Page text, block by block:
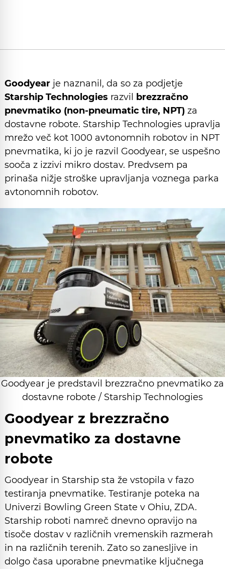
Goodyear je naznanil, da so za podjetje
Starship Technologies razvil
brezzračno
pnevmatiko (non-pneumatic tire, NPT) za
dostavne robote. Starship Technologies upravlja
mrežo več kot 1000 avtonomnih robotov in NPT
pnevmatika, ki jo je razvil Goodyear, se uspešno
sooča z izzivi mikro dostav. Predvsem pa
prinaša nižje stroške upravljanja voznega parka
avtonomnih robotov.
Goodyear je predstavil brezzračno pnevmatiko za
dostavne robote / Starship Technologies
Goodyear z brezzračno
pnevmatiko za dostavne
robote
Goodyear in Starship sta že vstopila v fazo
testiranja pnevmatike. Testiranje poteka na
Univerzi Bowling Green State v Ohiu, ZDA.
Starship roboti namreč dnevno opravijo na
tisoče dostav v različnih vremenskih razmerah
in na različnih terenih. Zato so zanesljive in
dolgo časa uporabne pnevmatike ključnega